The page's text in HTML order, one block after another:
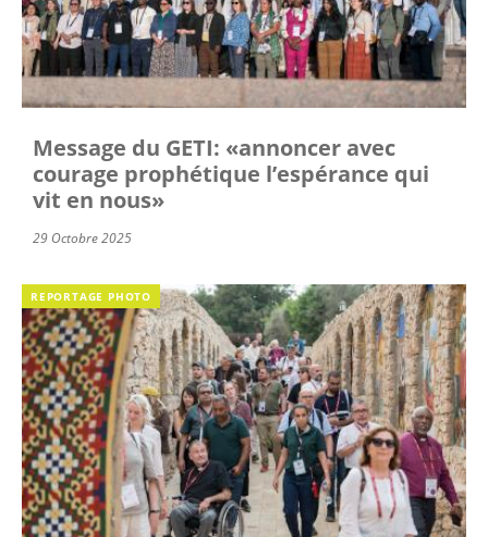
Message du GETI: «annoncer avec
courage prophétique l’espérance qui
vit en nous»
29 Octobre 2025
REPORTAGE PHOTO